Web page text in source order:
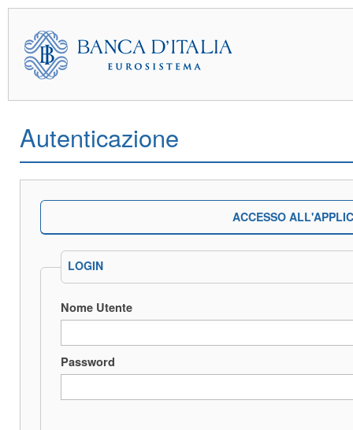
Autenticazione
ACCESSO
LOGIN
Nome Utente
Password